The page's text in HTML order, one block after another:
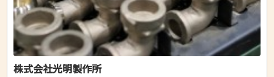
株式会社光明製作所